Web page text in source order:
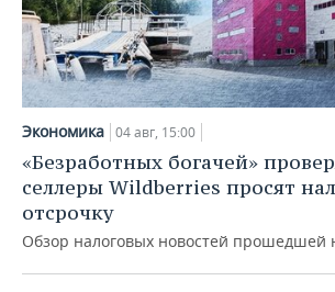
Экономика 04 авг, 15:00
«Безработных богачей»
селлеры Wildberries просят
отсрочку
Обзор налоговых новостей прошедшей